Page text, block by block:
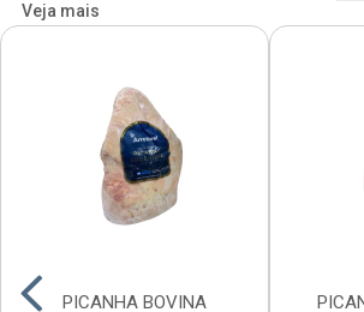
Veja mais
PICANHA BOVINA